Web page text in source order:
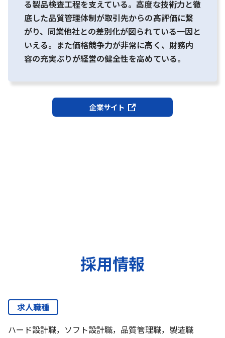
る製品検査工程を支えている。高度な技術力と徹
底した品質管理体制が取引先からの高評価に繋
がり、同業他社との差別化が図られている一因と
いえる。また価格競争力が非常に高く、財務内
容の充実ぶりが経営の健全性を高めている。
企業サイト
採用情報
求人職種
ハード設計職，ソフト設計職，品質管理職，製造職